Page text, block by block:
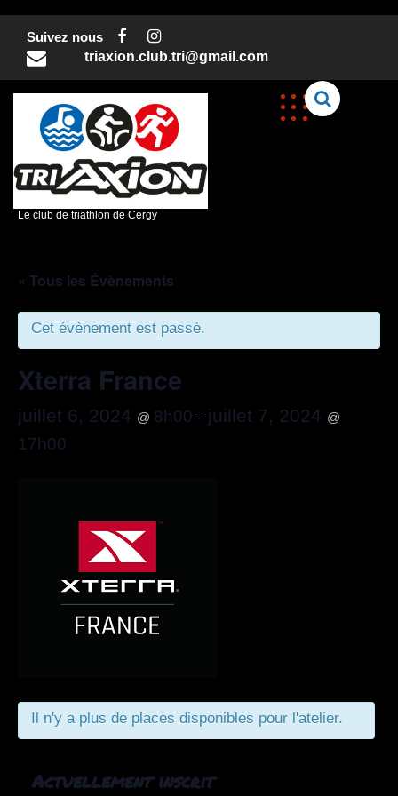
contentSuivez nous
triaxion.club.tri@gmail.com
Le club de triathlon de Cergy
« Tous les Évènements
Cet évènement est passé.
Xterra France
juillet 6, 2024 @ 8h00 – juillet 7, 2024 @
17h00
Il n'y a plus de places disponibles pour l'atelier.
Actuellement inscrit